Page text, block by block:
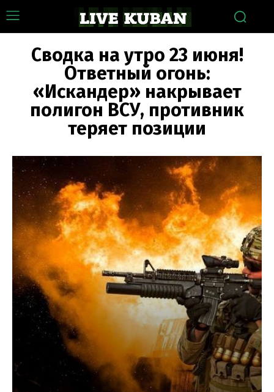
Сводка на утро 23 июня!
Ответный огонь:
«Искандер» накрывает
полигон ВСУ, противник
теряет позиции